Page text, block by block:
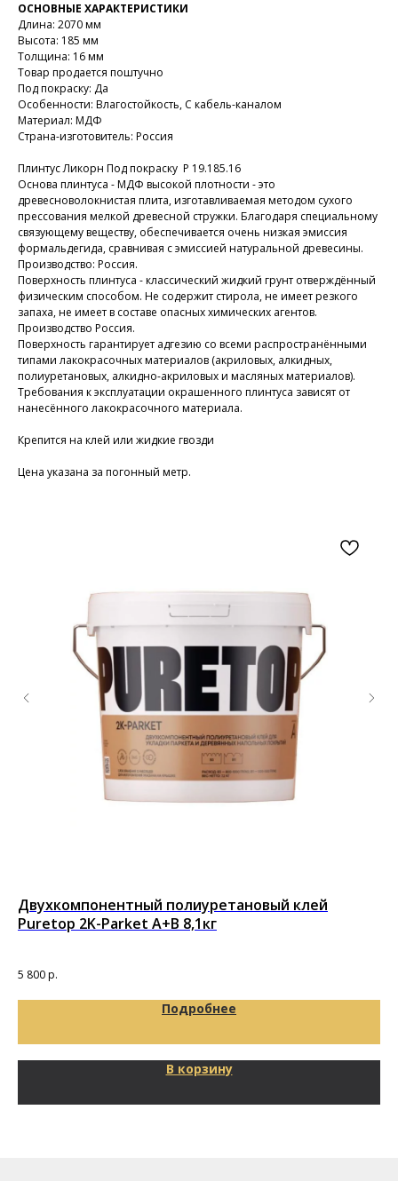
ОСНОВНЫЕ ХАРАКТЕРИСТИКИ
Длина: 2070 мм
Высота: 185 мм
Толщина: 16 мм
Товар продается поштучно
Под покраску: Да
Особенности: Влагостойкость, С кабель-каналом
Материал: МДФ
Страна-изготовитель: Россия
Плинтус Ликорн Под покраску Р 19.185.16
Основа плинтуса - МДФ высокой плотности - это
древесноволокнистая плита, изготавливаемая методом сухого
прессования мелкой древесной стружки. Благодаря специальному
связующему веществу, обеспечивается очень низкая эмиссия
формальдегида, сравнивая с эмиссией натуральной древесины.
Производство: Россия.
Поверхность плинтуса - классический жидкий грунт отверждённый
физическим способом. Не содержит стирола, не имеет резкого
запаха, не имеет в составе опасных химических агентов.
Производство Россия.
Поверхность гарантирует адгезию со всеми распространёнными
типами лакокрасочных материалов (акриловых, алкидных,
полиуретановых, алкидно-акриловых и масляных материалов).
Требования к эксплуатации окрашенного плинтуса зависят от
нанесённого лакокрасочного материала.
Крепится на клей или жидкие гвозди
Цена указана за погонный метр.
Двухкомпонентный полиуретановый клей
Puretop 2K-Parket A+B 8,1кг
5 800р.
Подробнее
В корзину